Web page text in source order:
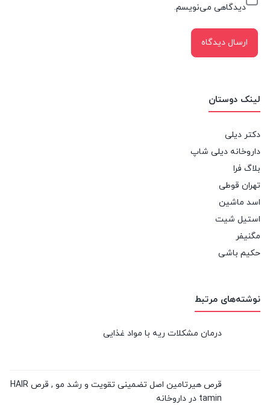
لینک دوستان
دکتر دیلی
داروخانه دیلی شاپ
بلاگ فرا
تهران قوطی
اسد ماشین
استیل شیت
مگنیفر
حکیم باشی
نوشته‌های مرتبط
درمان مشکلات ریه با مواد غذایی
قرص هیرتامین اصل تضمینی تقویت و رشد مو , قرص HAIR
tamin در داروخانه
دیدگاهی می‌نویسم.